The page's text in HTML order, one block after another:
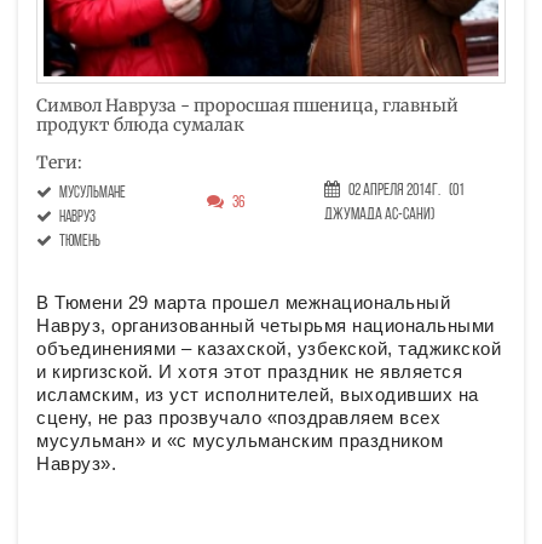
Символ Навруза - проросшая пшеница, главный
продукт блюда сумалак
Теги:
мусульмане
Навруз
Тюмень
36
02 Апреля 2014г. (01
Джумада ас-сани)
В Тюмени 29 марта прошел межнациональный
Навруз, организованный четырьмя национальными
объединениями – казахской, узбекской, таджикской
и киргизской. И хотя этот праздник не является
исламским, из уст исполнителей, выходивших на
сцену, не раз прозвучало «поздравляем всех
мусульман» и «с мусульманским праздником
Навруз».